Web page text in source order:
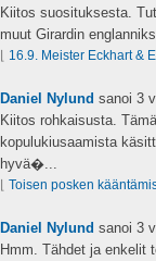
Kiitos suosituksesta.
muut Girardin
16.9. Meister Eckhart &
Daniel Nylund sanoi 3
Kiitos rohkaisusta.
kopulukiusaamista
hyvä�...
Toisen posken
Daniel Nylund sanoi 3
Hmm. Tähdet ja enkelit